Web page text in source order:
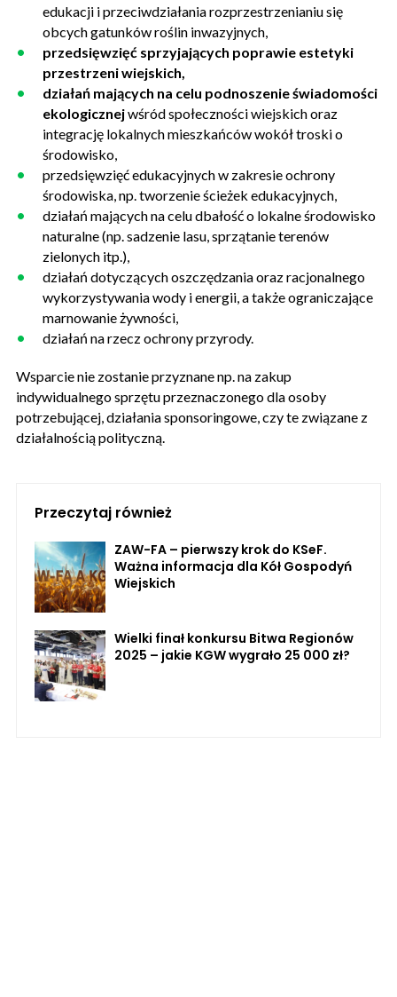
edukacji i przeciwdziałania rozprzestrzenianiu się
obcych gatunków roślin inwazyjnych,
przedsięwzięć sprzyjających poprawie estetyki
przestrzeni wiejskich,
działań mających na celu podnoszenie świadomości
ekologicznejwśród społeczności wiejskich oraz
integrację lokalnych mieszkańców wokół troski o
środowisko,
przedsięwzięć edukacyjnych w zakresie ochrony
środowiska, np. tworzenie ścieżek edukacyjnych,
działań mających na celu dbałość o lokalne środowisko
naturalne (np. sadzenie lasu, sprzątanie terenów
zielonych itp.),
działań dotyczących oszczędzania oraz racjonalnego
wykorzystywania wody i energii, a także ograniczające
marnowanie żywności,
działań na rzecz ochrony przyrody.
Wsparcie nie zostanie przyznane np. na zakup
indywidualnego sprzętu przeznaczonego dla osoby
potrzebującej, działania sponsoringowe, czy te związane z
działalnością polityczną.
Przeczytaj również
ZAW-FA – pierwszy krok do KSeF.
Ważna informacja dla Kół Gospodyń
Wiejskich
Wielki finał konkursu Bitwa Regionów
2025 – jakie KGW wygrało 25 000 zł?